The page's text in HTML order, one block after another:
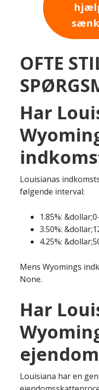
OFTE
Har
Louisianas
følgende interval:
1.85%:
3.50%:
4.25%:
Mens Wyomings
None.
Har
Louisiana har en